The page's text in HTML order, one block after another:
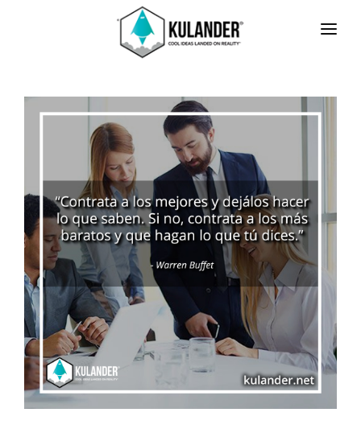
NOTICIAS
HOT
ACERCA
CONTACTO
ENGLISH